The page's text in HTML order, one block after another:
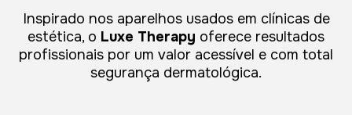
Inspirado nos aparelhos usados em clínicas de
estética, o Luxe Therapy oferece resultados
profissionais por um valor acessível e com total
segurança dermatológica.